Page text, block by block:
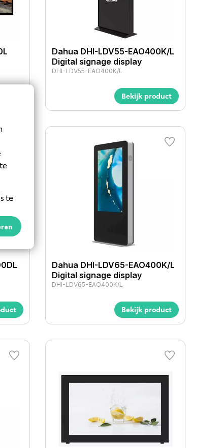
Dahua DHI-LDV55-EAO400K/L
Digital signage display
DHI-LDV55-EAO400K/L
Bekijk product
Dahua DHI-LDV65-EAO400K/L
Digital signage display
DHI-LDV65-EAO400K/L
Bekijk product
te